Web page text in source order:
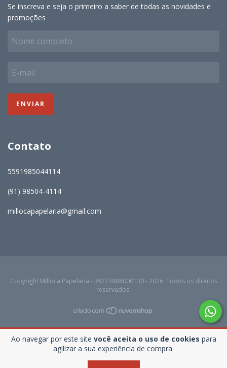
Ao navegar por este site você aceita o uso de cookies para
agilizar a sua experiência de compra.
Se inscreva e seja o primeiro a saber de todas as novidades e
promoções
Contato
5591985044114
(91) 98504-4114
millocapapelaria@gmail.com
Copyright Milloca Papelaria - 39773888000130 - 2026. Todos os direitos
reservados.